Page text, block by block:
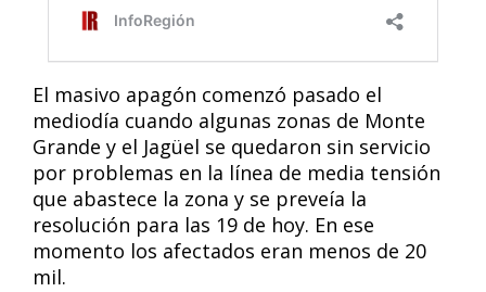
El masivo apagón comenzó pasado el
mediodía cuando algunas zonas de Monte
Grande y el Jagüel se quedaron sin servicio
por problemas en la línea de media tensión
que abastece la zona y se preveía la
resolución para las 19 de hoy. En ese
momento los afectados eran menos de 20
mil.